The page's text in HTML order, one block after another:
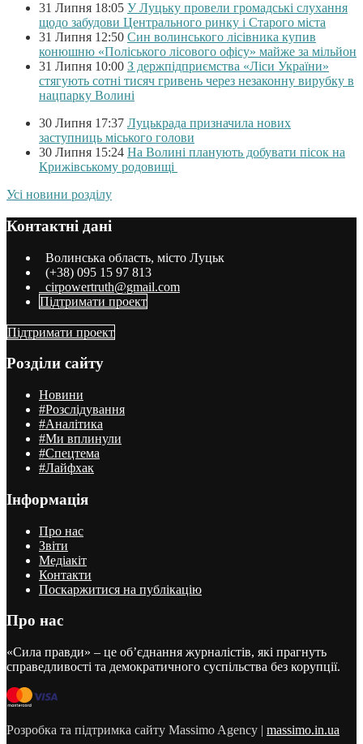
31 Липня 18:05 У Луцьку провели громадські слухання
щодо забудови Центрального ринку і Старого міста
31 Липня 12:50 Син волинського лісівника купив
конюшню «Поліського лісового офісу» майже за мільйон
31 Липня 10:00 З держпідприємства «Ліси України»
стягують сотні тисяч гривень через незаконну вирубку в
нацпарку Волині
30 Липня 17:37 Луцькрада призначила нових
заступниць міського голови
30 Липня 15:24 На Волині планують добувати пісок на
Крижівському родовищі
Усі новини розділу
Контактні дані
Волинська область, місто Луцьк
(+38) 095 15 97 813
cirpowertruth@gmail.com
Підтримати проект
Підтримати проект
Розділи сайту
Новини
#Розслідування
#Аналітика
#Ми вплинули
#Спецтема
#Лайфхак
Інформація
Про нас
Звіти
Медіакіт
Контакти
Поскаржитися на публікацію
Про нас
«Сила правди» – це об’єднання журналістів, які прагнуть
справедливості та демократичного суспільства без корупції.
Розробка та підтримка сайту Massimo Agency | massimo.in.ua